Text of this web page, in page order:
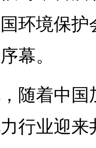
环境保
幕。
随着中
行业迎